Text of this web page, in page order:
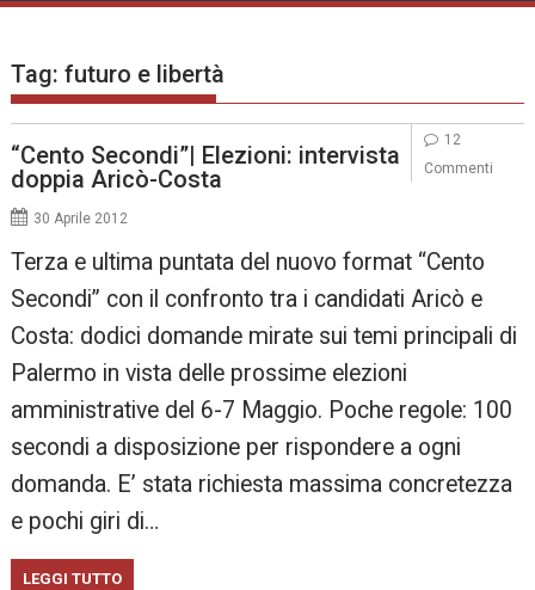
Tag:futuro e libertà
“Cento Secondi”| Elezioni: intervista
doppia Aricò-Costa
30 Aprile 2012
Terza e ultima puntata del nuovo format “Cento
Secondi” con il confronto tra i candidati Aricò e
Costa: dodici domande mirate sui temi principali di
Palermo in vista delle prossime elezioni
amministrative del 6-7 Maggio. Poche regole: 100
secondi a disposizione per rispondere a ogni
domanda. E’ stata richiesta massima concretezza
e pochi giri di…
LEGGI TUTTO
12
Commenti